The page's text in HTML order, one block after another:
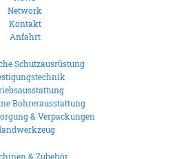
Network
Kontakt
Anfahrt
Schutzausrüstung
Bohrerausstattung
& Verpackungen
& Zubehör